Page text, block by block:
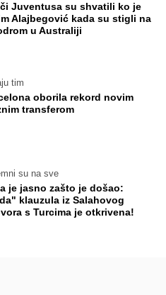
Juventusa su shvatili ko je
Alajbegović kada su stigli na
u Australiji
tim
oborila rekord novim
transferom
su na sve
je jasno zašto je došao:
klauzula iz Salahovog
s Turcima je otkrivena!